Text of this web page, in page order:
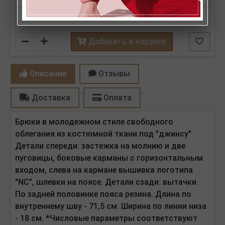
Количество Добавить в корзину
Описание Отзывы
Доставка Оплата
Брюки в молодежном стиле свободного
облегания из костюмной ткани под "джинсу".
Детали спереди: застежка на молнию и две
пуговицы, боковые карманы с горизонтальным
входом, слева на кармане вышивка логотипа
"NC", шлевки на поясе. Детали сзади: вытачки.
По задней половинке пояса резина. Длина по
внутреннему шву - 71,5 см. Ширина по линии низа
- 18 см. *Числовые параметры соответствуют